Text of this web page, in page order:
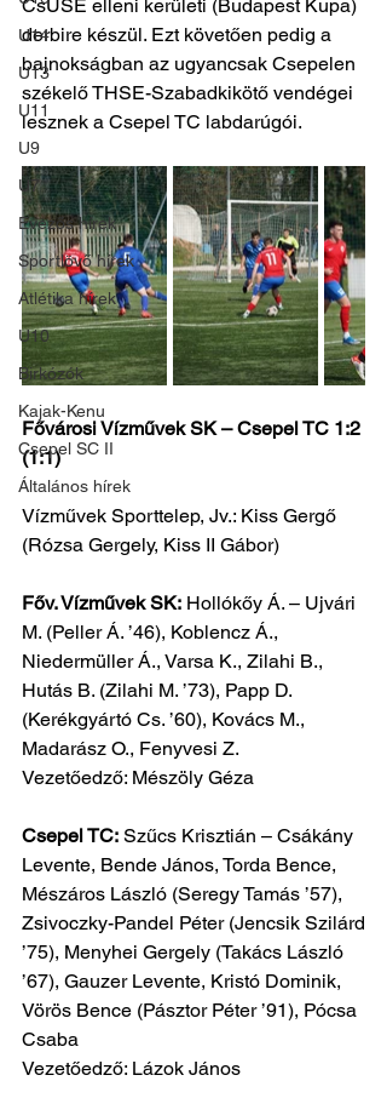
U14
U13
U11
U9
U7
Evezős hírek
Sportlövő hírek
Atlétika hírek
U10
Birkózók
Kajak-Kenu
Csepel SC II
Általános hírek
CsUSE elleni kerületi (Budapest Kupa)
derbire készül. Ezt követően pedig a
bajnokságban az ugyancsak Csepelen
székelő THSE-Szabadkikötő vendégei
lesznek a Csepel TC labdarúgói.
Fővárosi Vízművek SK – Csepel TC 1:2
(1:1)
Vízművek Sporttelep, Jv.: Kiss Gergő
(Rózsa Gergely, Kiss II Gábor)
Főv. Vízművek SK: Hollókőy Á. – Ujvári
M. (Peller Á. ’46), Koblencz Á.,
Niedermüller Á., Varsa K., Zilahi B.,
Hutás B. (Zilahi M. ’73), Papp D.
(Kerékgyártó Cs. ’60), Kovács M.,
Madarász O., Fenyvesi Z.
Vezetőedző: Mészöly Géza
Csepel TC: Szűcs Krisztián – Csákány
Levente, Bende János, Torda Bence,
Mészáros László (Seregy Tamás ’57),
Zsivoczky-Pandel Péter (Jencsik Szilárd
’75), Menyhei Gergely (Takács László
’67), Gauzer Levente, Kristó Dominik,
Vörös Bence (Pásztor Péter ’91), Pócsa
Csaba
Vezetőedző: Lázok János